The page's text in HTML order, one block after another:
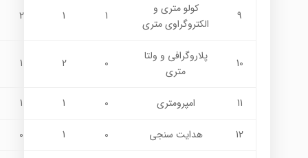
9
کولو متري و
الکتروگراوي متري
1
1
2
10
پلاروگرافي و ولتا
متري
0
2
1
11 امپرومتري 0
1
1
12 هدايت سنجي 0
1
0